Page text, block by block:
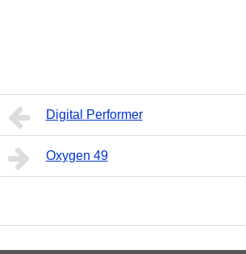
Digital Performer
Oxygen 49